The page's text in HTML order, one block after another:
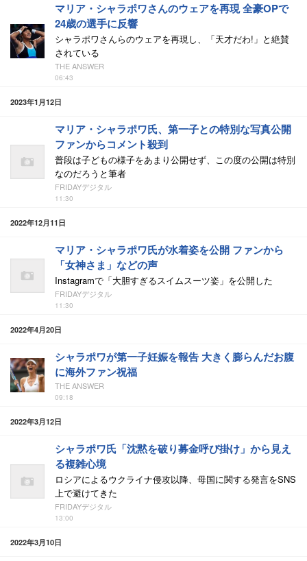
マリア・シャラポワさんのウェアを再現 全豪OPで
24歳の選手に反響
シャラポワさんらのウェアを再現し、「天才だわ!」と絶賛
されている
THE ANSWER
06:43
2023年1月12日
マリア・シャラポワ氏、第一子との特別な写真公開
ファンからコメント殺到
普段は子どもの様子をあまり公開せず、この度の公開は特別
なのだろうと筆者
FRIDAYデジタル
11:30
2022年12月11日
マリア・シャラポワ氏が水着姿を公開 ファンから
「女神さま」などの声
Instagramで「大胆すぎるスイムスーツ姿」を公開した
FRIDAYデジタル
11:30
2022年4月20日
シャラポワが第一子妊娠を報告 大きく膨らんだお腹
に海外ファン祝福
THE ANSWER
09:18
2022年3月12日
シャラポワ氏「沈黙を破り募金呼び掛け」から見え
る複雑心境
ロシアによるウクライナ侵攻以降、母国に関する発言をSNS
上で避けてきた
FRIDAYデジタル
13:00
2022年3月10日